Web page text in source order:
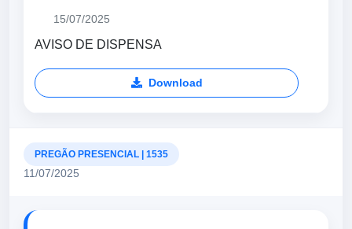
15/07/2025
AVISO DE DISPENSA
Download
PREGÃO PRESENCIAL | 1535
11/07/2025